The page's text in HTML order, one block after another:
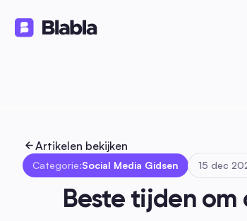
Artikelen bekijken
Categorie:Social Media Gidsen 15 dec
Beste tijden om